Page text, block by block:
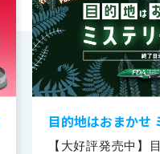
目的地はおまかせ
【大好評発売中】